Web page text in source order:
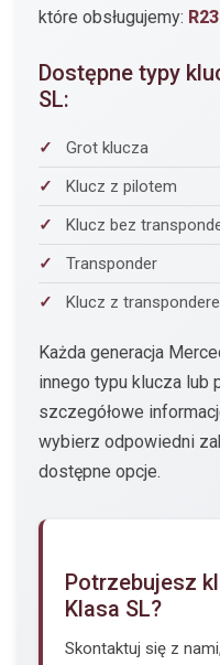
które obsługujemy:
Dostępne typy
SL:
Grot klucza
Klucz z pilotem
Klucz bez
Transponder
Klucz z
Każda generacja
innego typu klucza lub
szczegółowe
wybierz odpowiedni
dostępne opcje.
Potrzebujesz
Klasa SL?
Skontaktuj się z